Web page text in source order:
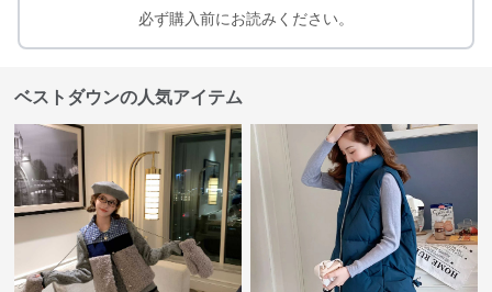
必ず購入前にお読みください。
ベストダウンの人気アイテム